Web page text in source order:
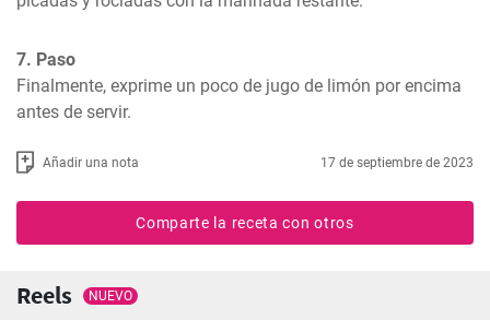
7. Paso
Finalmente, exprime un poco de jugo de limón por encima
antes de servir.
Añadir una nota 17 de septiembre de 2023
Comparte la receta con otros
Reels NUEVO